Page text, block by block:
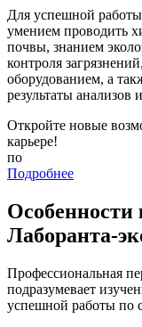
Для успешной
умением проводить
почвы, знанием
контроля
оборудованием, а
результаты анализов
Откройте новые
карьере!
по
Подробнее
Особенности
Лаборанта-
Профессиональная
подразумевает
успешной работы по